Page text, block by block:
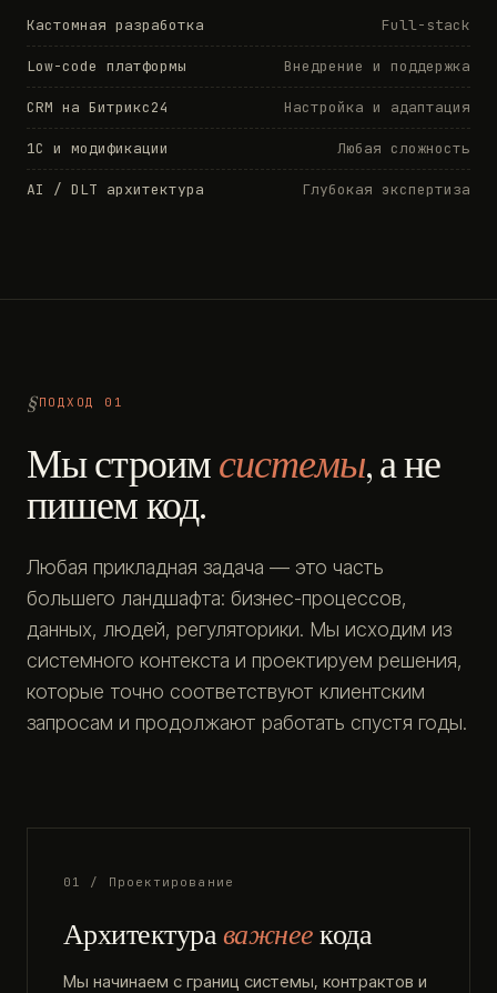
Кастомная разработка Full-stack
Low-code платформы Внедрение и поддержка
CRM на Битрикс24 Настройка и адаптация
1С и модификации Любая сложность
AI / DLT архитектура Глубокая экспертиза
ПОДХОД 01
Мы строимсистемы, а не
пишем код.
Любая прикладная задача — это часть
большего ландшафта: бизнес-процессов,
данных, людей, регуляторики. Мы исходим из
системного контекста и проектируем решения,
которые точно соответствуют клиентским
запросам и продолжают работать спустя годы.
01 / Проектирование
Архитектураважнеекода
Мы начинаем с границ системы, контрактов и